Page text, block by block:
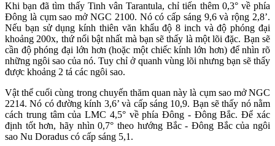
Khi bạn đã tìm thấy Tinh vân Tarantula, chỉ tiến thêm 0,3° về phía
Đông là cụm sao mở NGC 2100. Nó có cấp sáng 9,6 và rộng 2,8’.
Nếu bạn sử dụng kính thiên văn khẩu độ 8 inch và độ phóng đại
khoảng 200x, thứ nổi bật nhất mà bạn sẽ thấy là một lõi đặc. Bạn sẽ
cần độ phóng đại lớn hơn (hoặc một chiếc kính lớn hơn) để nhìn rõ
những ngôi sao của nó. Tuy chỉ ở quanh vùng lõi nhưng bạn sẽ thấy
được khoảng 2 tá các ngôi sao.
Vật thể cuối cùng trong chuyến thăm quan này là cụm sao mở NGC
2214. Nó có đường kính 3,6’ và cấp sáng 10,9. Bạn sẽ thấy nó nằm
cách trung tâm của LMC 4,5° về phía Đông - Đông Bắc. Để xác
định tốt hơn, hãy nhìn 0,7° theo hướng Bắc - Đông Bắc của ngôi
sao Nu Doradus có cấp sáng 5,1.